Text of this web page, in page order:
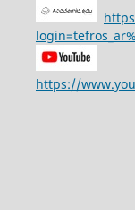
https://